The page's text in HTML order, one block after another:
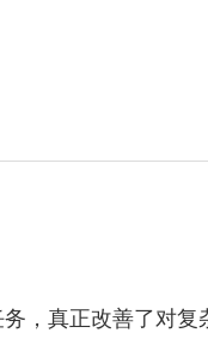
，真正改善了对复